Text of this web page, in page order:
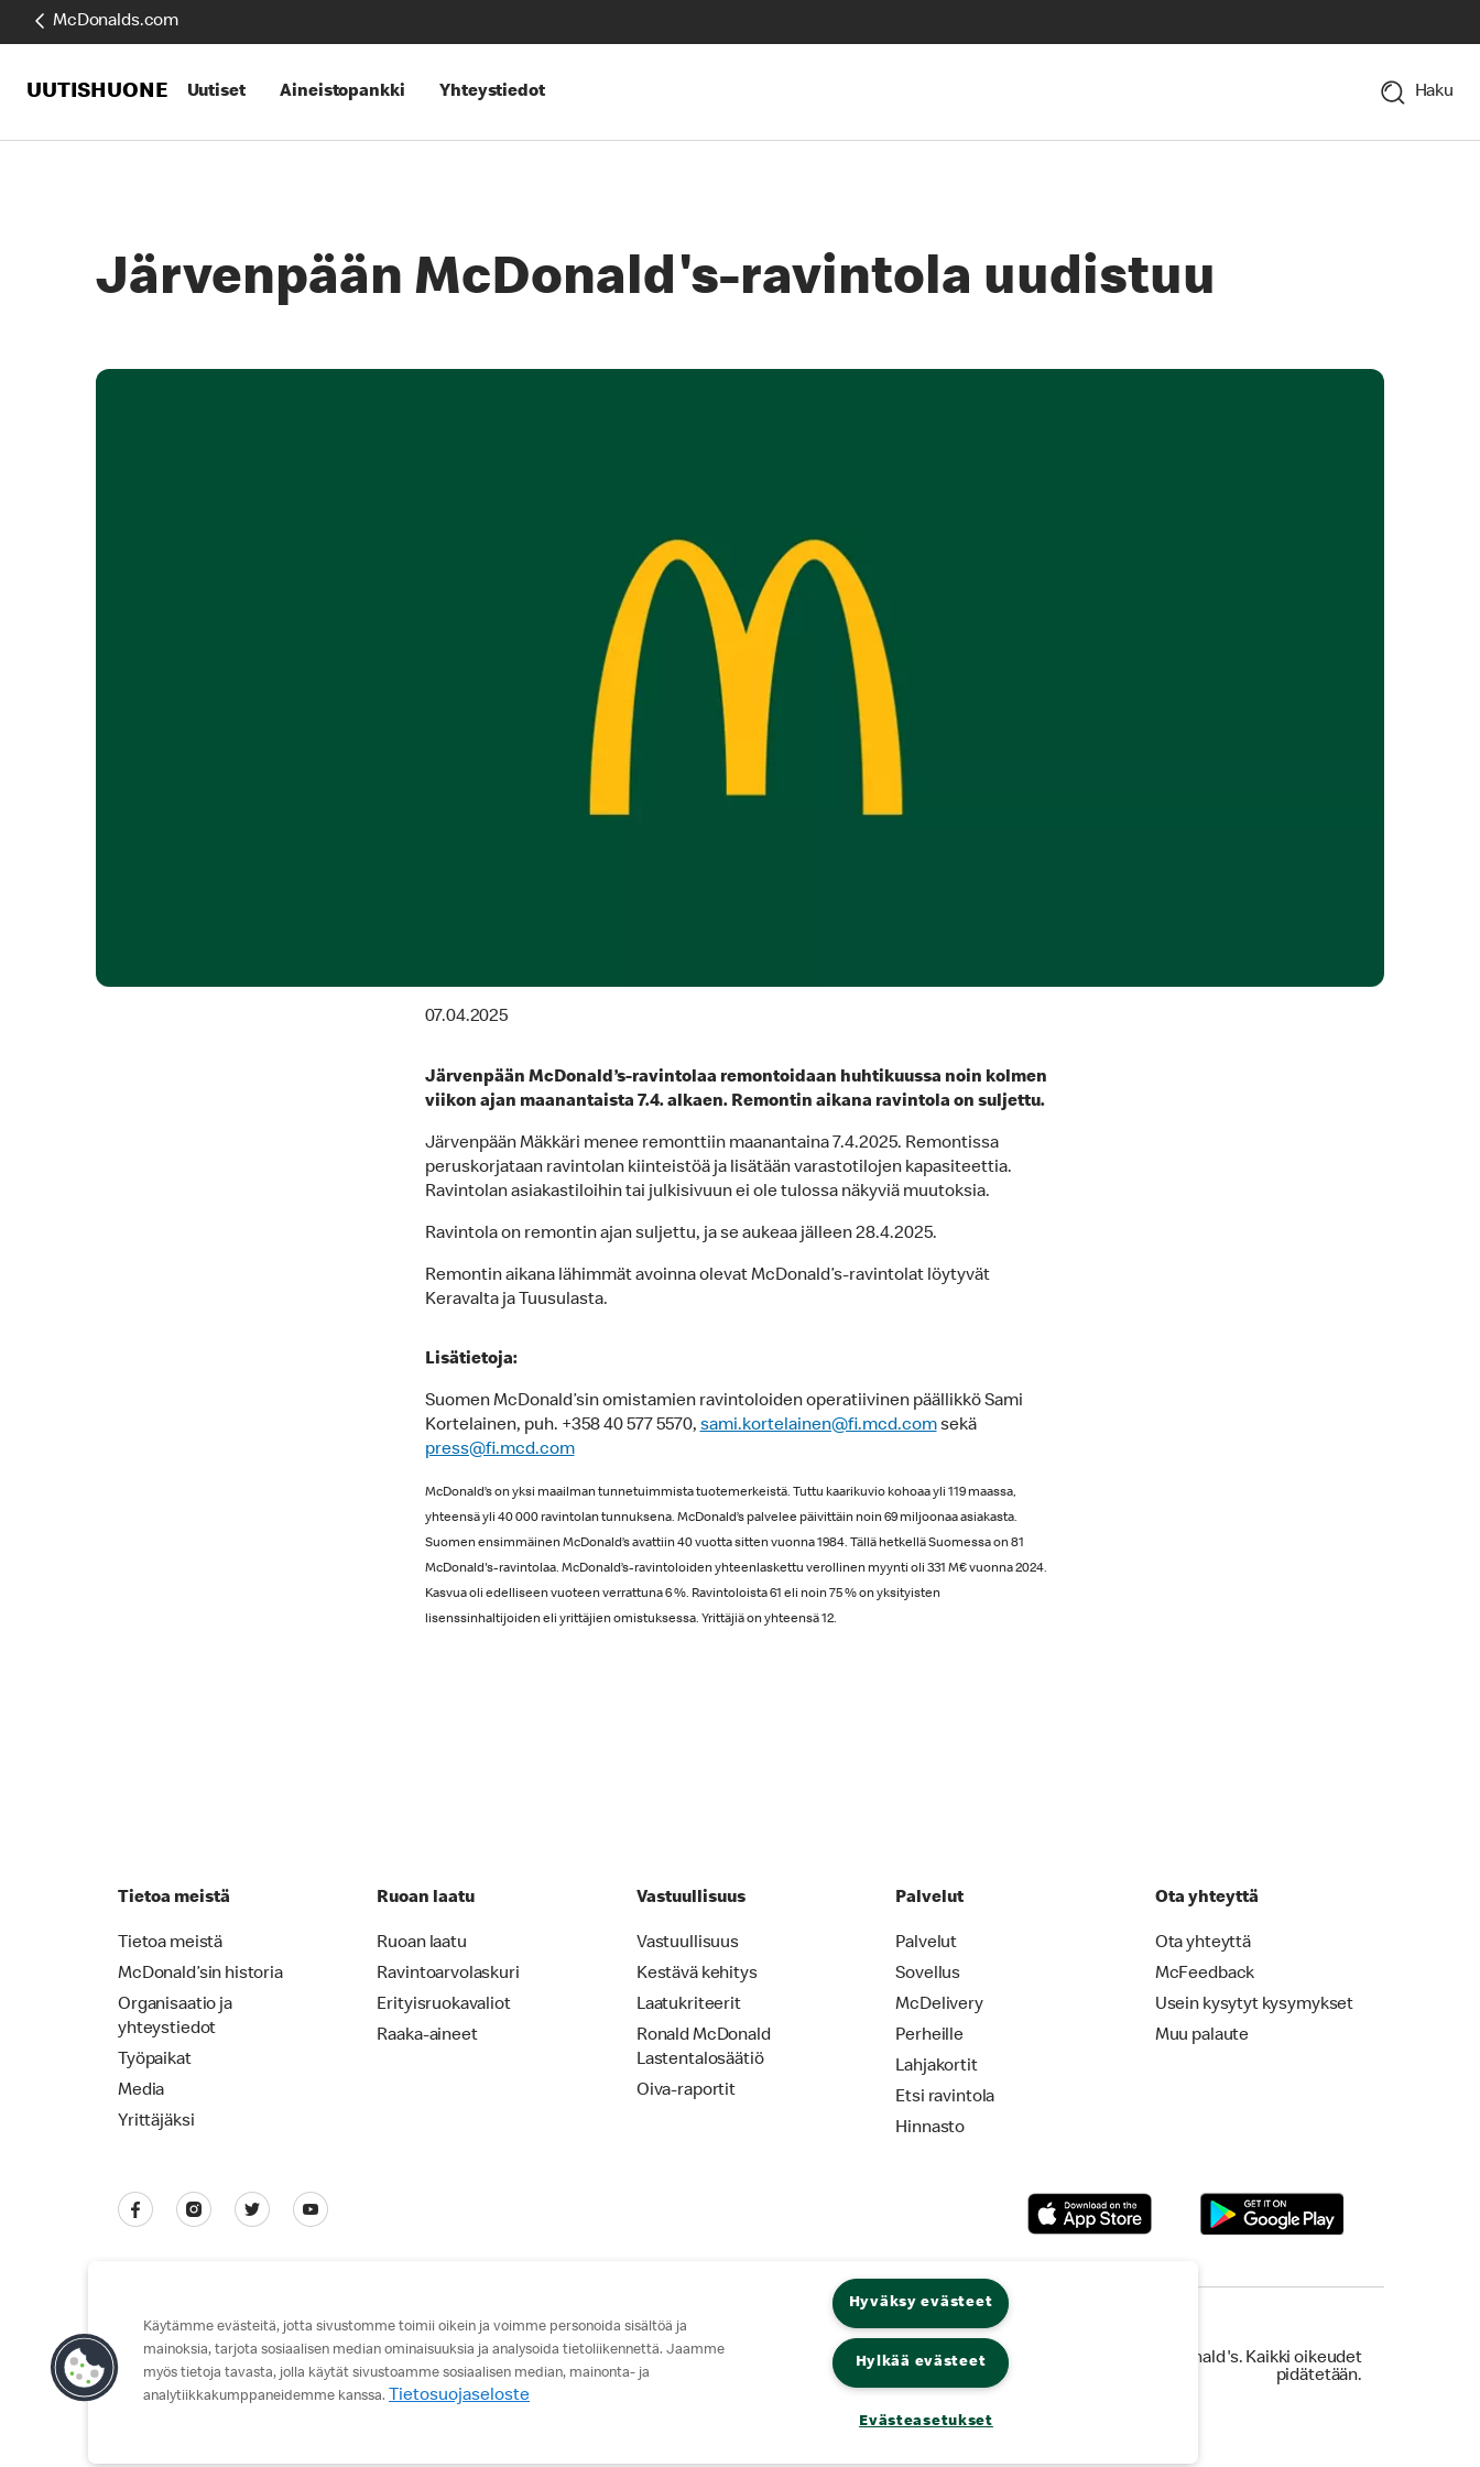
McDonalds.com
UUTISHUONE Uutiset Aineistopankki Yhteystiedot Haku
Järvenpään McDonald's-ravintola uudistuu
07.04.2025
Järvenpään McDonald’s-ravintolaa remontoidaan huhtikuussa noin kolmen
viikon ajan maanantaista 7.4. alkaen. Remontin aikana ravintola on suljettu.
Järvenpään Mäkkäri menee remonttiin maanantaina 7.4.2025. Remontissa
peruskorjataan ravintolan kiinteistöä ja lisätään varastotilojen kapasiteettia.
Ravintolan asiakastiloihin tai julkisivuun ei ole tulossa näkyviä muutoksia.
Ravintola on remontin ajan suljettu, ja se aukeaa jälleen 28.4.2025.
Remontin aikana lähimmät avoinna olevat McDonald’s-ravintolat löytyvät
Keravalta ja Tuusulasta.
Lisätietoja:
Suomen McDonald’sin omistamien ravintoloiden operatiivinen päällikkö Sami
Kortelainen, puh. +358 40 577 5570, sami.kortelainen@fi.mcd.comsekä
press@fi.mcd.com
McDonald’s on yksi maailman tunnetuimmista tuotemerkeistä. Tuttu kaarikuvio kohoaa yli 119 maassa,
yhteensä yli 40 000 ravintolan tunnuksena. McDonald’s palvelee päivittäin noin 69 miljoonaa asiakasta.
Suomen ensimmäinen McDonald’s avattiin 40 vuotta sitten vuonna 1984. Tällä hetkellä Suomessa on 81
McDonald's-ravintolaa. McDonald’s-ravintoloiden yhteenlaskettu verollinen myynti oli 331 M€ vuonna 2024.
Kasvua oli edelliseen vuoteen verrattuna 6 %. Ravintoloista 61 eli noin 75 % on yksityisten
lisenssinhaltijoiden eli yrittäjien omistuksessa. Yrittäjiä on yhteensä 12.
Tietoa meistä
Tietoa meistä
McDonald’sin historia
Organisaatio ja
yhteystiedot
Työpaikat
Media
Yrittäjäksi
Ruoan laatu
Ruoan laatu
Ravintoarvolaskuri
Erityisruokavaliot
Raaka-aineet
Vastuullisuus
Vastuullisuus
Kestävä kehitys
Laatukriteerit
Ronald McDonald
Lastentalosäätiö
Oiva-raportit
Palvelut
Palvelut
Sovellus
McDelivery
Perheille
Lahjakortit
Etsi ravintola
Hinnasto
Ota yhteyttä
Ota yhteyttä
McFeedback
Usein kysytyt kysymykset
Muu palaute
Tietosuojaseloste Käyttöehdot
© 2026 McDonald's. Kaikki oikeudet
pidätetään.
Käytämme evästeitä, jotta sivustomme toimii oikein ja voimme personoida sisältöä ja
mainoksia, tarjota sosiaalisen median ominaisuuksia ja analysoida tietoliikennettä. Jaamme
myös tietoja tavasta, jolla käytät sivustoamme sosiaalisen median, mainonta- ja
analytiikkakumppaneidemme kanssa.
Tietosuojaseloste
Hyväksy evästeet
Hylkää evästeet
Evästeasetukset